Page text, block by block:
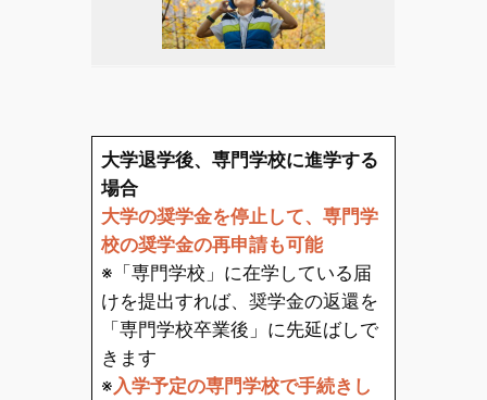
大学退学後、専門学校に進学する
場合
大学の奨学金を停止して、専門学
校の奨学金の再申請も可能
※「専門学校」に在学している届
けを提出すれば、奨学金の返還を
「専門学校卒業後」に先延ばしで
きます
※入学予定の専門学校で手続きし